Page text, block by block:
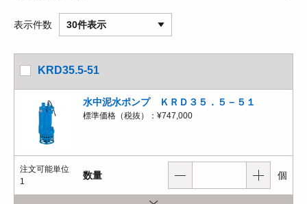
表示件数 30件表示
KRD35.5-51
水中泥水ポンプ ＫＲＤ３５．５－５１
標準価格（税抜）： ¥747,000
注文可能単位
1
数量 個